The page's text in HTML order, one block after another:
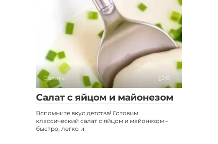
Салаты 0
Салат с яйцом и майонезом
Вспомните вкус детства! Готовим
классический салат с яйцом и майонезом –
быстро, легко и